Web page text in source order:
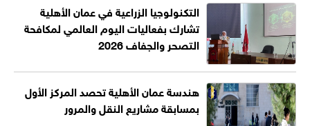
التكنولوجيا الزراعية في عمان الأهلية
تشارك بفعاليات اليوم العالمي لمكافحة
التصحر والجفاف 2026
هندسة عمان الأهلية تحصد المركز الأول
بمسابقة مشاريع النقل والمرور